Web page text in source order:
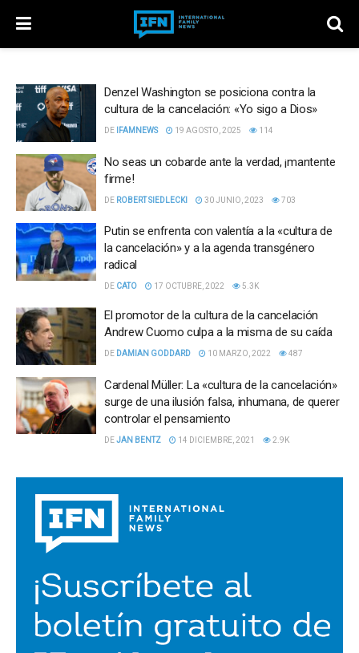
Denzel Washington se posiciona contra la
cultura de la cancelación: «Yo sigo a Dios»
DE IFAMNEWS 19 AGOSTO, 2025 114
No seas un cobarde ante la verdad, ¡mantente
firme!
DE ROBERT SIEDLECKI 30 JUNIO, 2023 703
Putin se enfrenta con valentía a la «cultura de
la cancelación» y a la agenda transgénero
radical
DE CATO 17 OCTUBRE, 2022 5.3K
El promotor de la cultura de la cancelación
Andrew Cuomo culpa a la misma de su caída
DE DAMIAN GODDARD 10 MARZO, 2022 487
Cardenal Müller: La «cultura de la cancelación»
surge de una ilusión falsa, inhumana, de querer
controlar el pensamiento
DEJAN BENTZ 14 DICIEMBRE, 2021 2.9K